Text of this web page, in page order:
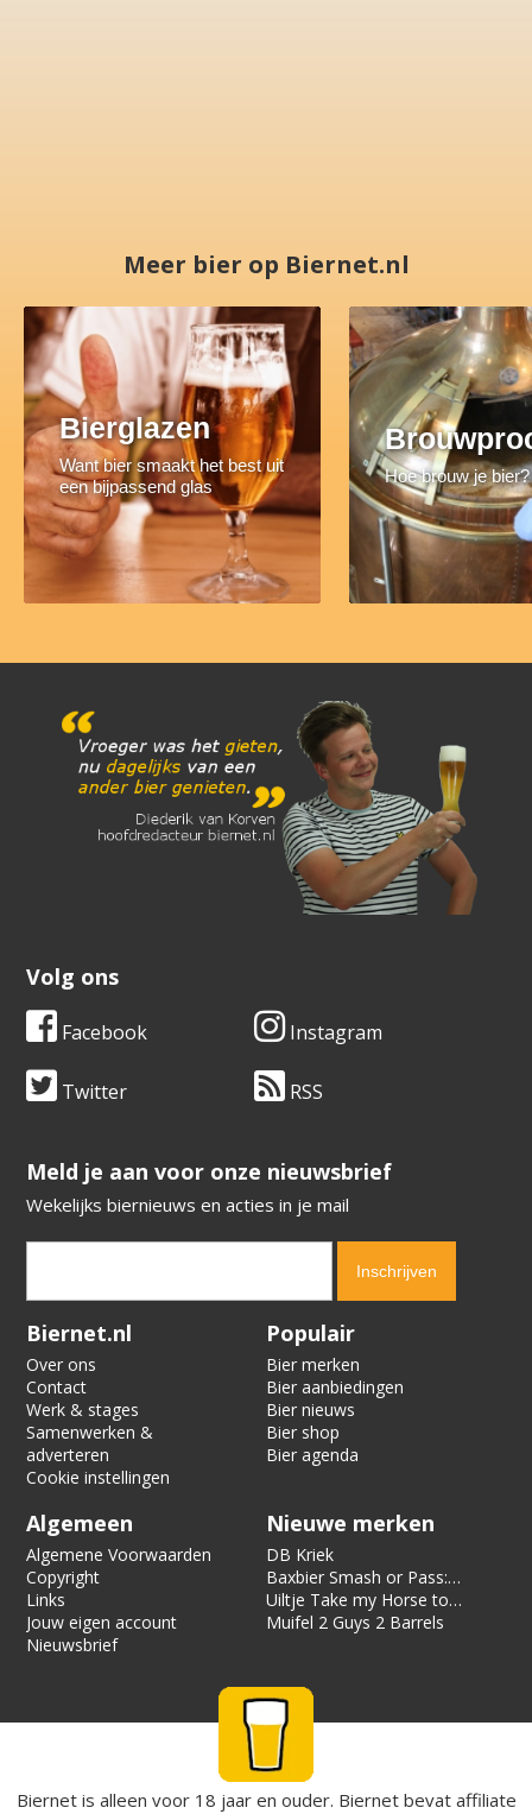
Meer bier op Biernet.nl
Bierglazen
Want bier smaakt het best uit
een bijpassend glas
Hoe brouw je bier?
Volg ons
Facebook Instagram
Twitter RSS
​​​​​​​Meld je aan voor onze nieuwsbrief
Wekelijks biernieuws en acties in je mail
Verification code:
Biernet.nl
Over ons
Contact
Werk & stages
Samenwerken &
adverteren
Cookie instellingen
Populair
Bier merken
Bier aanbiedingen
Bier nieuws
Bier shop
Bier agenda
Algemeen
Algemene Voorwaarden
Copyright
Links
Jouw eigen account
Nieuwsbrief
Nieuwe merken
DB Kriek
Baxbier Smash or Pass:
Strata
Uiltje Take my Horse to
the Hotel Room
Muifel 2 Guys 2 Barrels
Biernet is alleen voor 18 jaar en ouder. Biernet bevat affiliate